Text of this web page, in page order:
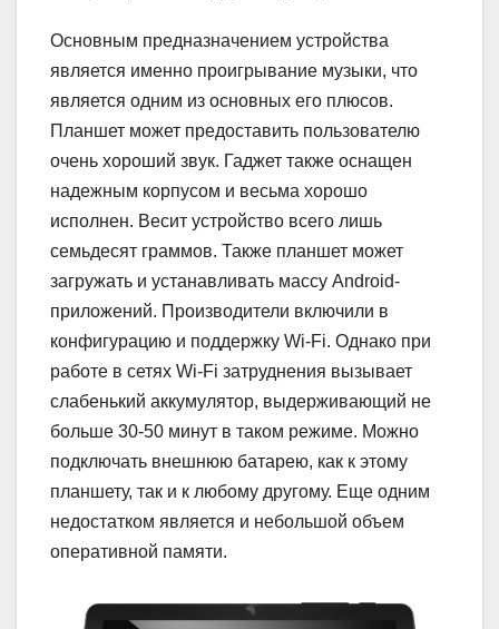
Основным предназначением устройства
является именно проигрывание музыки, что
является одним из основных его плюсов.
Планшет может предоставить пользователю
очень хороший звук. Гаджет также оснащен
надежным корпусом и весьма хорошо
исполнен. Весит устройство всего лишь
семьдесят граммов. Также планшет может
загружать и устанавливать массу Android-
приложений. Производители включили в
конфигурацию и поддержку Wi-Fi. Однако при
работе в сетях Wi-Fi затруднения вызывает
слабенький аккумулятор, выдерживающий не
больше 30-50 минут в таком режиме. Можно
подключать внешнюю батарею, как к этому
планшету, так и к любому другому. Еще одним
недостатком является и небольшой объем
оперативной памяти.